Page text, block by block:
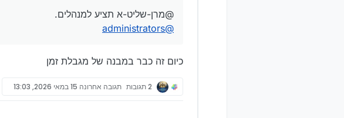
@מרן-שליט-א תציע למנהלים.
@
administrators
כיום זה כבר במבנה של מגבלת זמן
2 תגובות תגובה אחרונה 15 במאי 2026, 13:03